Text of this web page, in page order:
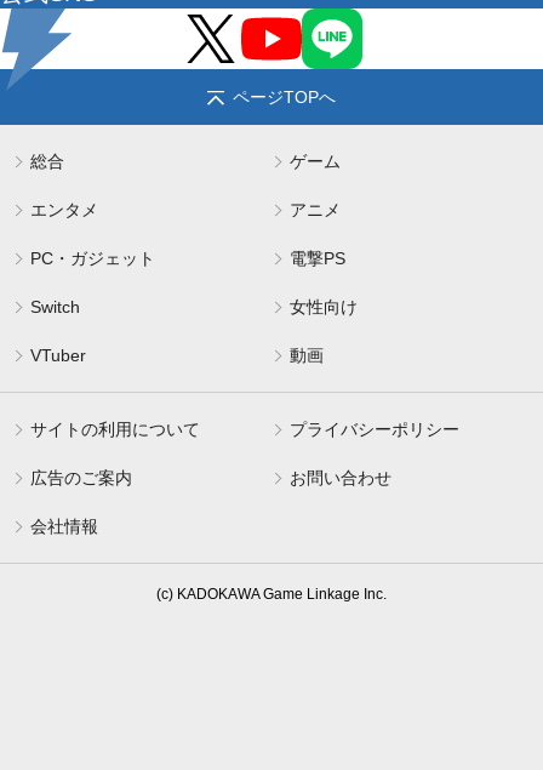
ページTOPへ
総合 ゲーム
エンタメ アニメ
PC・ガジェット 電撃PS
Switch 女性向け
VTuber 動画
サイトの利用について プライバシーポリシー
広告のご案内 お問い合わせ
会社情報
(c) KADOKAWA Game Linkage Inc.